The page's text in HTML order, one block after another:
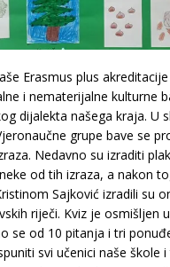
Erasmus plus
i nematerijalne kulturne
dijalekta našega kraja. U
grupe bave se
Nedavno su izraditi
od tih izraza, a nakon
Sajković izradili su
riječi. Kviz je osmišljen
se od 10 pitanja i tri
svi učenici naše škole